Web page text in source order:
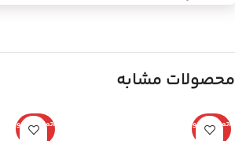
محصولات مشابه
اتمام موجو
دی
اتمام موجو
دی